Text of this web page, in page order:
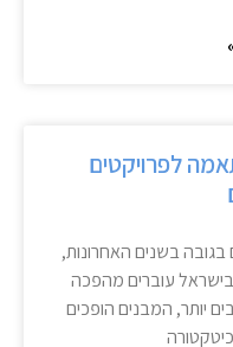
לפרויקטים
בשנים האחרונות,
בישראל עוברים מהפכה
יותר, המבנים הופכים